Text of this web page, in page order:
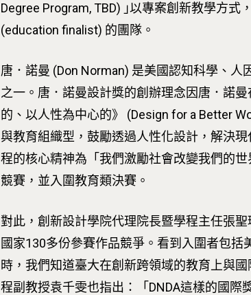
Degree Program, TBD) ｣以專案創新教學方
(education finalist) 的團隊。
唐．諾曼 (Don Norman) 是美國認知科學、
之一。唐．諾曼設計獎的創辦理念因唐．諾
的、以人性為中心的》 (Design for a Better
與教育組織型，鼓勵透過人性化設計，解決
程的核心精神為「我們激勵社會改變我們的
競賽，並入圍教育類決賽。
對此，創新設計學院代理院長暨學程主任張
國家130多份參賽作品競爭。看到入圍者包括
時，我們知道臺大在創新跨領域的教育上與
程副教授袁千雯也指出：「DNDA這樣的國